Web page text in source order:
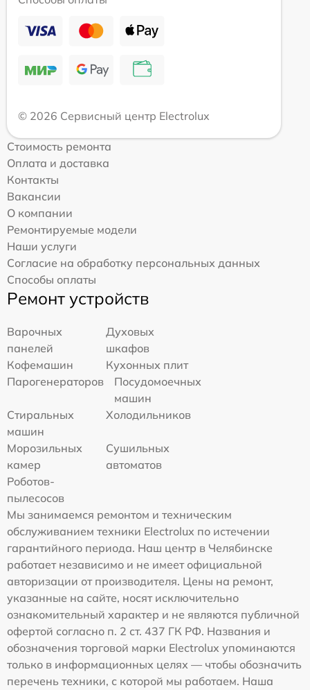
© 2026 Сервисный центр Electrolux
Стоимость ремонта
Оплата и доставка
Контакты
Вакансии
О компании
Ремонтируемые модели
Наши услуги
Согласие на обработку персональных данных
Способы оплаты
Ремонт устройств
Варочных
панелей
Духовых
шкафов
Кофемашин
Кухонных плит
Парогенераторов
Посудомоечных
машин
Стиральных
машин
Холодильников
Морозильных
камер
Сушильных
автоматов
Роботов-
пылесосов
Мы занимаемся ремонтом и техническим
обслуживанием техники Electrolux по истечении
гарантийного периода. Наш центр в Челябинске
работает независимо и не имеет официальной
авторизации от производителя. Цены на ремонт,
указанные на сайте, носят исключительно
ознакомительный характер и не являются публичной
офертой согласно п. 2 ст. 437 ГК РФ. Названия и
обозначения торговой марки Electrolux упоминаются
только в информационных целях — чтобы обозначить
перечень техники, с которой мы работаем. Наша